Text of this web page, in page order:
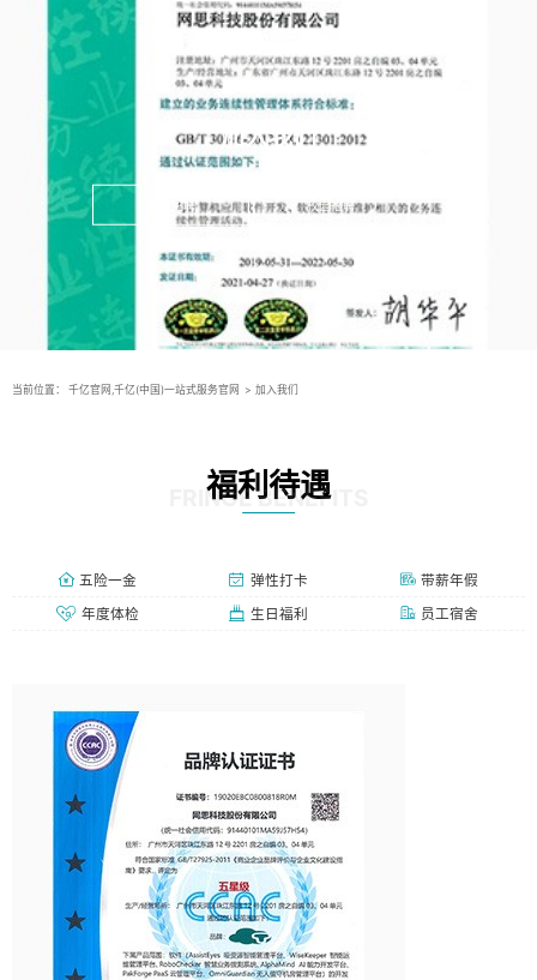
加入我们
社会招聘 校园招聘
当前位置： 千亿官网,千亿(中国)一站式服务官网 > 加入我们
福利待遇
FRINGE BENEFITS
五险一金 弹性打卡 带薪年假
年度体检 生日福利 员工宿舍